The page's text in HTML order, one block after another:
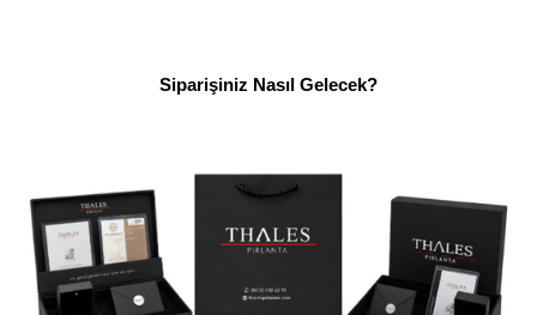
Siparişiniz Nasıl Gelecek?